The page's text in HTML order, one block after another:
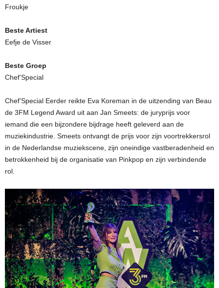
Froukje
Beste Artiest
Eefje de Visser
Beste Groep
Chef’Special
Chef’Special Eerder reikte Eva Koreman in de uitzending van Beau
de 3FM Legend Award uit aan Jan Smeets: de juryprijs voor
iemand die een bijzondere bijdrage heeft geleverd aan de
muziekindustrie. Smeets ontvangt de prijs voor zijn voortrekkersrol
in de Nederlandse muziekscene, zijn oneindige vastberadenheid en
betrokkenheid bij de organisatie van Pinkpop en zijn verbindende
rol.